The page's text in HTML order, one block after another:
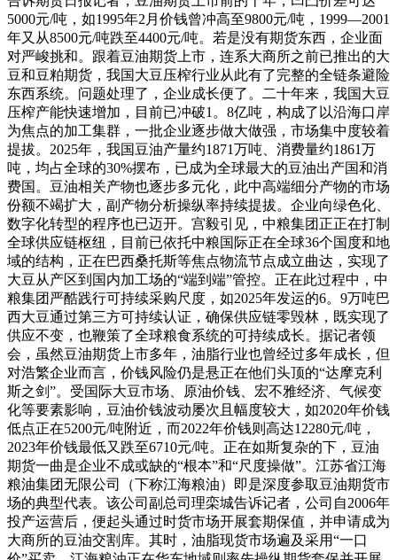
5000元/吨，如1995年2月价钱曾冲高至9800元/吨，1999—2001
年又从8500元/吨跌至4400元/吨。若是没有期货东西，企业面
对严峻挑和。跟着豆油期货上市，连系大商所之前已推出的大
豆和豆粕期货，我国大豆压榨行业从此有了完整的全链条避险
东西系统。问题处理了，企业成长便了。二十年来，我国大豆
压榨产能快速增加，目前已冲破1。8亿吨，构成了以沿海口岸
为焦点的加工集群，一批企业逐步做大做强，市场集中度较着
提拔。2025年，我国豆油产量约1871万吨、消费量约1861万
吨，均占全球的30%摆布，已成为全球最大的豆油出产国和消
费国。豆油相关产物也逐步多元化，此中高端细分产物的市场
份额不竭扩大，副产物分析操纵率持续提拔。企业向绿色化、
数字化转型的程序也已迈开。宫毅引见，中粮集团正正在打制
全球供应链枢纽，目前已依托中粮国际正在全球36个国度和地
域的结构，正在巴西桑托斯等焦点物流节点成立曲达，实现了
大豆从产区到国内加工场的“端到端”管控。正在此过程中，中
粮集团严酷践行可持续采购尺度，如2025年发运的6。9万吨巴
西大豆通过第三方可持续认证，确保供应链零毁林，既实现了
供应不变，也鞭策了全球粮食系统的可持续成长。据记者领
会，虽然豆油期货上市多年，油脂行业也曾经过多年成长，但
对浩繁企业而言，价钱风险仍是悬正在他们头顶的“达摩克利
斯之剑”。受国际大豆市场、原油价钱、宏不雅经济、气候变
化等要素影响，豆油价钱波动屡次且幅度较大，如2020年价钱
低点正在5200元/吨附近，而2022年价钱则高达12280元/吨，
2023年价钱最低又跌至6710元/吨。正在如斯复杂的下，豆油
期货一曲是企业不成或缺的“根本”和“尺度操做”。江苏省江海
粮油集团无限公司（下称江海粮油）即是深度参取豆油期货市
场的典型代表。该公司副总司理栾城告诉记者，公司自2006年
投产运营后，便起头通过时货市场开展套期保值，并申请成为
大商所的豆油交割库。其时，油脂现货市场遍及采用“一口